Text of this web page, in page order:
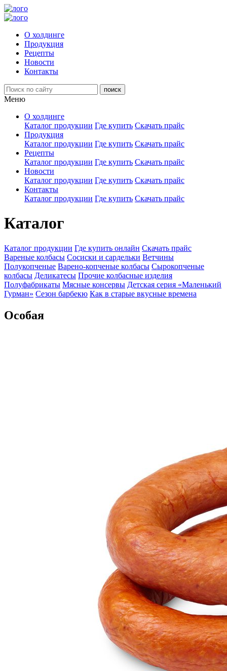
О холдинге
Продукция
Рецепты
Новости
Контакты
Меню
О холдинге
Каталог продукции Где купить Скачать прайс
Продукция
Каталог продукции Где купить Скачать прайс
Рецепты
Каталог продукции Где купить Скачать прайс
Новости
Каталог продукции Где купить Скачать прайс
Контакты
Каталог продукции Где купить Скачать прайс
Каталог
Каталог продукции Где купить онлайн Скачать прайс
Вареные колбасы Сосиски и сардельки Ветчины
Полукопченые Варено-копченые колбасы Сырокопченые
колбасы Деликатесы Прочие колбасные изделия
Полуфабрикаты Мясные консервы Детская серия «Маленький
Гурман» Сезон барбекю Как в старые вкусные времена
Особая